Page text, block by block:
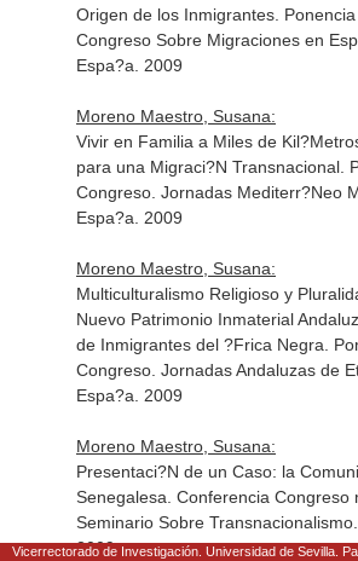
Origen de los Inmigrantes. Ponencia
Congreso Sobre Migraciones en
Espa?a. 2009
Moreno Maestro, Susana:
Vivir en Familia a Miles de
para una Migraci?N Transnacional.
Congreso. Jornadas Mediterr?Neo
Espa?a. 2009
Moreno Maestro, Susana:
Multiculturalismo Religioso y
Nuevo Patrimonio Inmaterial
de Inmigrantes del ?Frica Negra.
Congreso. Jornadas Andaluzas de
Espa?a. 2009
Moreno Maestro, Susana:
Presentaci?N de un Caso: la
Senegalesa. Conferencia Congreso
Seminario Sobre
2009
Vicerrectorado de Investigación. Universidad de Sevilla.